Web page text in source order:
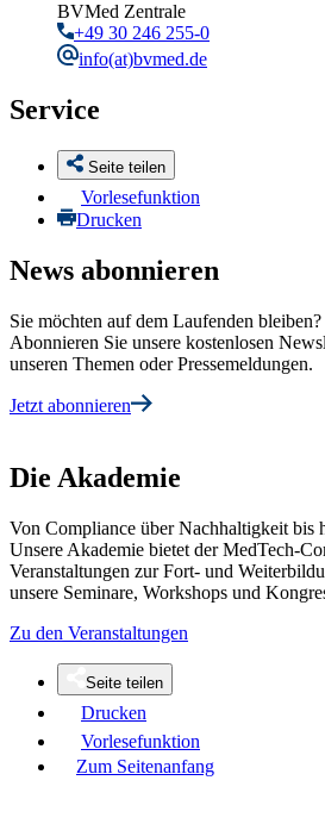
BVMed Zentrale
+49 30 246 255-0
info(at)bvmed.de
Service
Seite teilen
Vorlesefunktion
Drucken
News abonnieren
Sie möchten auf dem Laufenden bleiben?
Abonnieren Sie unsere kostenlosen
unseren Themen oder Pressemeldungen.
Jetzt abonnieren
Die Akademie
Von Compliance über Nachhaltigkeit bis
Unsere Akademie bietet der MedTech-
Veranstaltungen zur Fort- und
unsere Seminare, Workshops und
Zu den Veranstaltungen
Seite teilen
Drucken
Vorlesefunktion
Zum Seitenanfang